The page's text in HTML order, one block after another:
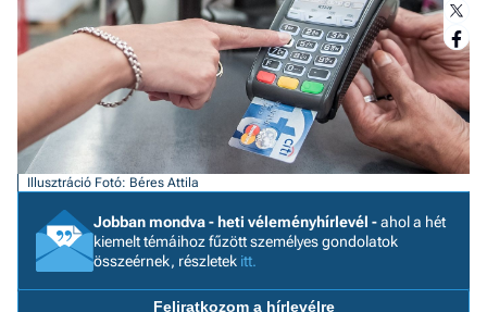
Illusztráció Fotó: Béres Attila
Jobban mondva - heti véleményhírlevél -ahol a hét
kiemelt témáihoz fűzött személyes gondolatok
összeérnek, részletek itt.
Feliratkozom a hírlevélre